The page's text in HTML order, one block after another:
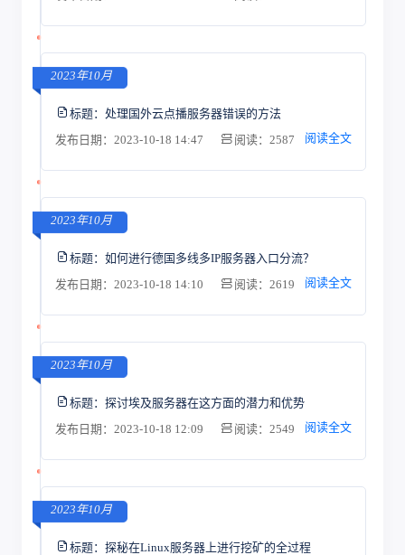
2023年10月
标题： 处理国外云点播服务器错误的方法
发布日期：2023-10-18 14:47
阅读：2587 阅读全文
2023年10月
标题： 如何进行德国多线多IP服务器入口分流？
发布日期：2023-10-18 14:10
阅读：2619 阅读全文
2023年10月
标题： 探讨埃及服务器在这方面的潜力和优势
发布日期：2023-10-18 12:09
阅读：2549 阅读全文
2023年10月
标题： 探秘在Linux服务器上进行挖矿的全过程